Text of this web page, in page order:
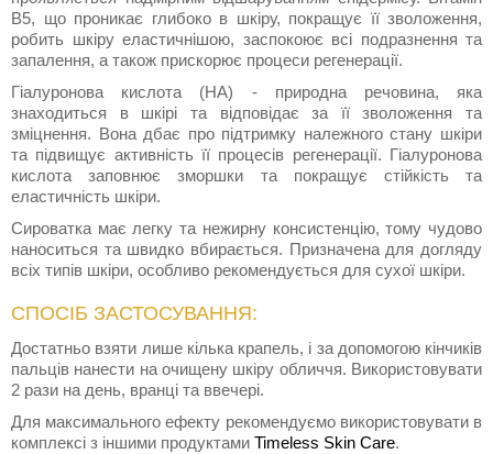
В5, що проникає глибоко в шкіру, покращує її зволоження,
робить шкіру еластичнішою, заспокоює всі подразнення та
запалення, а також прискорює процеси регенерації.
Гіалуронова кислота (HA) - природна речовина, яка
знаходиться в шкірі та відповідає за її зволоження та
зміцнення. Вона дбає про підтримку належного стану шкіри
та підвищує активність її процесів регенерації. Гіалуронова
кислота заповнює зморшки та покращує стійкість та
еластичність шкіри.
Сироватка має легку та нежирну консистенцію, тому чудово
наноситься та швидко вбирається. Призначена для догляду
всіх типів шкіри, особливо рекомендується для сухої шкіри.
СПОСІБ ЗАСТОСУВАННЯ:
Достатньо взяти лише кілька крапель, і за допомогою кінчиків
пальців нанести на очищену шкіру обличчя. Використовувати
2 рази на день, вранці та ввечері.
Для максимального ефекту рекомендуємо використовувати в
комплексі з іншими продуктами Timeless Skin Care.